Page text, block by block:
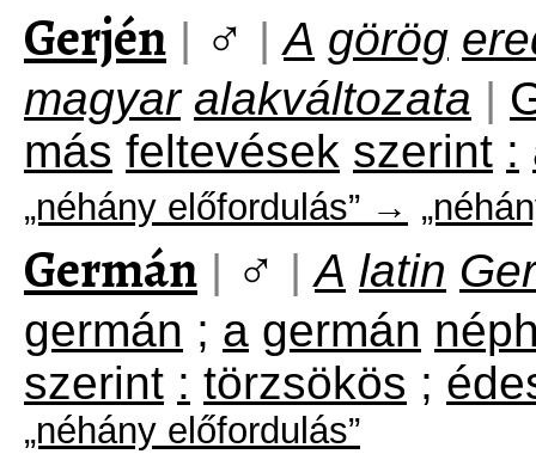
Gerjén | ♂ | A görög
magyar alakváltozata |
más feltevések szerint :
„néhány előfordulás” →
Germán | ♂ | A latin
germán ; a germán
szerint : törzsökös ;
„néhány előfordulás”